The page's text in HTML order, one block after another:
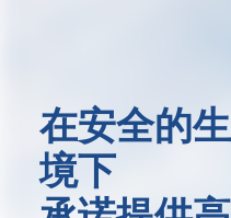
在安全的
境下